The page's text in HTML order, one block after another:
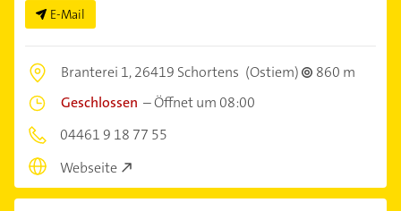
E-Mail
Branterei 1,26419 Schortens (Ostiem)
860 m
Geschlossen –Öffnet um 08:00
04461 9 18 77 55
Webseite